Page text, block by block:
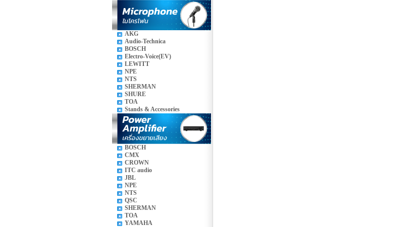
AKG
Audio-Technica
BOSCH
Electro-Voice(EV)
LEWITT
NPE
NTS
SHERMAN
SHURE
TOA
Stands & Accessories
BOSCH
CMX
CROWN
ITC audio
JBL
NPE
NTS
QSC
SHERMAN
TOA
YAMAHA